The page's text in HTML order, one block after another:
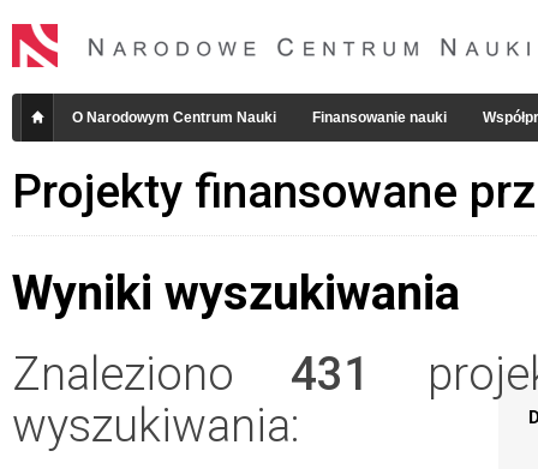
O Narodowym Centrum Nauki Finansowanie nauki
Projekty finansowane
Wyniki wyszukiwania
Znaleziono 431
wyszukiwania: